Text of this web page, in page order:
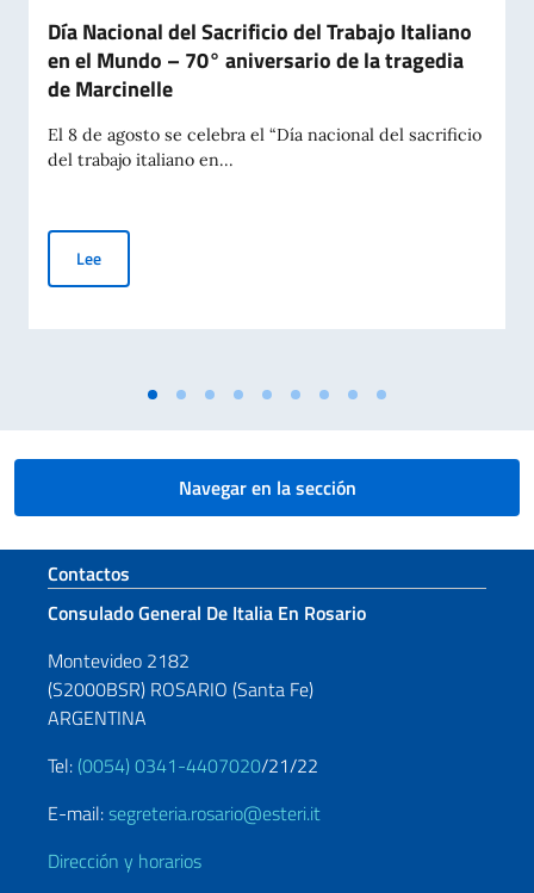
Día Nacional del Sacrificio del Trabajo Italiano
en el Mundo – 70° aniversario de la tragedia
de Marcinelle
El 8 de agosto se celebra el “Día nacional del sacrificio
del trabajo italiano en...
LeeDía Nacional del Sacrificio del Trabajo Italiano en el Mundo
Navegar en la sección
Sezione footer
Contactos
Consulado General De Italia En Rosario
Montevideo 2182
(S2000BSR) ROSARIO (Santa Fe)
ARGENTINA
Tel: (0054) 0341-4407020/21/22
E-mail:segreteria.rosario@esteri.it
Dirección y horarios